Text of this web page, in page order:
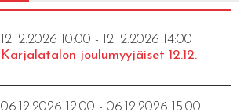
12.12.2026 10:00 - 12.12.2026 14:00
Karjalatalon joulumyyjäiset 12.12.
06.12.2026 12:00 - 06.12.2026 15:00